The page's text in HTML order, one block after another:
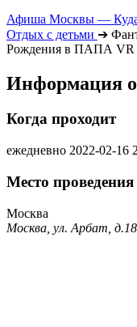
Афиша Москвы — Куда
Отдых с детьми ➔
Рождения в ПАПА VR
Информация
Когда проходит
ежедневно 2022-02-16
Место проведения
Москва
Москва, ул. Арбат,